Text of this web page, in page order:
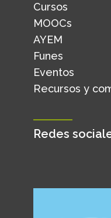
Cursos
MOOCs
AYEM
Funes
Eventos
Recursos y
Redes